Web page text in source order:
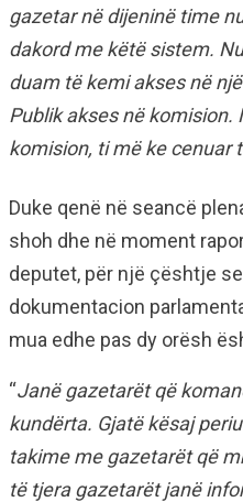
gazetar në dijeninë time
dakord me këtë sistem.
duam të kemi akses në
Publik akses në komision.
komision, ti më ke cenuar
Duke qenë në seancë
shoh dhe në moment
deputet, për një çështje
dokumentacion
mua edhe pas dy orësh
“Janë gazetarët që
kundërta. Gjatë kësaj
takime me gazetarët që
të tjera gazetarët janë